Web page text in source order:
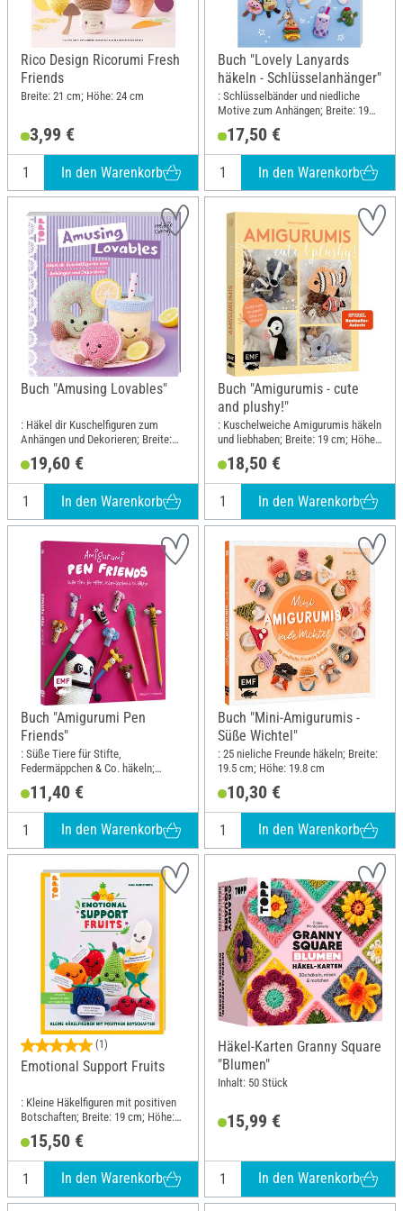
Rico Design Ricorumi Fresh
Friends
Breite: 21 cm; Höhe: 24 cm
3,99 €
In den Warenkorb
Buch "Lovely Lanyards
häkeln - Schlüsselanhänger"
: Schlüsselbänder und niedliche
Motive zum Anhängen; Breite: 19
17,50 €
In den Warenkorb
Buch "Amusing Lovables"
: Häkel dir Kuschelfiguren zum
Anhängen und Dekorieren; Breite:
19,60 €
In den Warenkorb
Buch "Amigurumis - cute
and plushy!"
: Kuschelweiche Amigurumis häkeln
und liebhaben; Breite: 19 cm; Höhe:
18,50 €
In den Warenkorb
Buch "Amigurumi Pen
Friends"
: Süße Tiere für Stifte,
Federmäppchen & Co. häkeln;
11,40 €
In den Warenkorb
Buch "Mini-Amigurumis -
Süße Wichtel"
: 25 nieliche Freunde häkeln; Breite:
19.5 cm; Höhe: 19.8 cm
10,30 €
In den Warenkorb
(1)
Emotional Support Fruits
: Kleine Häkelfiguren mit positiven
Botschaften; Breite: 19 cm; Höhe:
15,50 €
In den Warenkorb
Häkel-Karten Granny Square
"Blumen"
Inhalt: 50 Stück
15,99 €
In den Warenkorb